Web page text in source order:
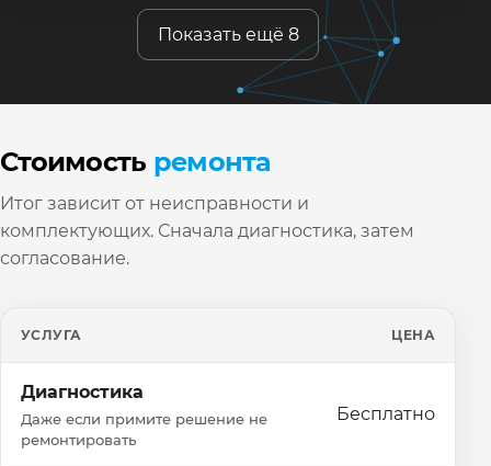
Показать ещё 8
Стоимость ремонта
Итог зависит от неисправности и
комплектующих. Сначала диагностика, затем
согласование.
УСЛУГА ЦЕНА
Диагностика
Даже если примите решение не
ремонтировать
Бесплатно